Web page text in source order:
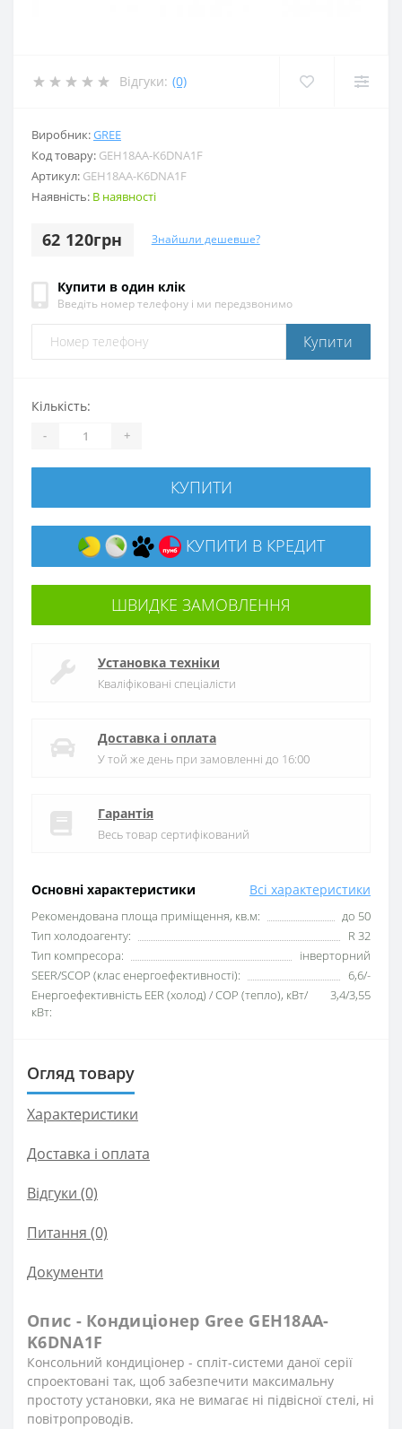
Відгуки: (0)
Виробник:GREE
Код товару: GEH18AA-K6DNA1F
Артикул: GEH18AA-K6DNA1F
Наявність: В наявності
62 120грн Знайшли дешевше?
Купити в один клік
Введіть номер телефону і ми передзвонимо
Купити
Основні характеристики Всі характеристики
Рекомендована площа приміщення, кв.м:
до 50
Тип холодоагенту:
R 32
Тип компресора:
інверторний
SEER/SCOP (клас енергоефективності):
6,6/-
Енергоефективність EER (холод) / COP (тепло), кВт/
кВт:
3,4/3,55
Кількість:
- +
КУПИТИ
КУПИТИ В КРЕДИТ
ШВИДКЕ ЗАМОВЛЕННЯ
Установка техніки
Кваліфіковані спеціалісти
Доставка і оплата
У той же день при замовленні до 16:00
Гарантія
Весь товар сертифікований
Огляд товару
Характеристики
Доставка і оплата
Відгуки (0)
Питання (0)
Документи
Опис - Кондиціонер Gree GEH18AA-
K6DNA1F
Консольний кондиціонер - спліт-системи даної серії
спроектовані так, щоб забезпечити максимальну
простоту установки, яка не вимагає ні підвісної стелі, ні
повітропроводів.